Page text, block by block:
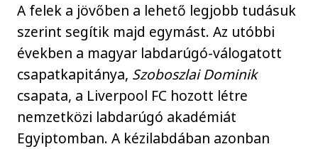
A felek a jövőben a lehető legjobb tudásuk
szerint segítik majd egymást. Az utóbbi
években a magyar labdarúgó-válogatott
csapatkapitánya, Szoboszlai Dominik
csapata, a Liverpool FC hozott létre
nemzetközi labdarúgó akadémiát
Egyiptomban. A kézilabdában azonban